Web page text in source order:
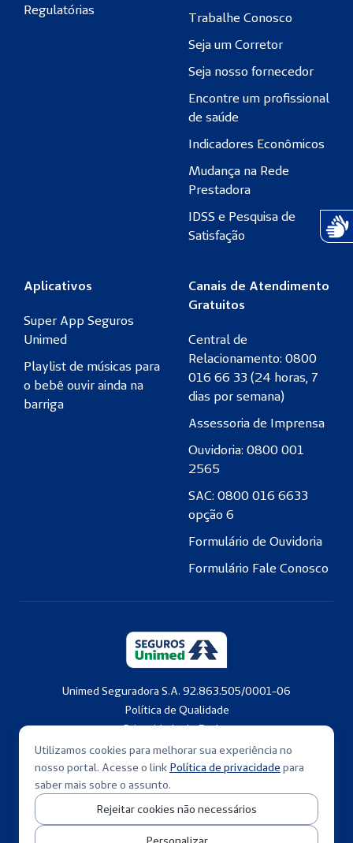
Regulatórias
Trabalhe Conosco
Seja um Corretor
Seja nosso fornecedor
Encontre um profissional
de saúde
Indicadores Econômicos
Mudança na Rede
Prestadora
IDSS e Pesquisa de
Satisfação
Aplicativos
Super App Seguros
Unimed
Playlist de músicas para
o bebê ouvir ainda na
barriga
Canais de Atendimento
Gratuitos
Central de
Relacionamento: 0800
016 66 33 (24 horas, 7
dias por semana)
Assessoria de Imprensa
Ouvidoria: 0800 001
2565
SAC: 0800 016 6633
opção 6
Formulário de Ouvidoria
Formulário Fale Conosco
Unimed Seguradora S.A. 92.863.505/0001-06
Política de Qualidade
Privacidade de Dados
Copyright © 2001-2026
Utilizamos cookies para melhorar sua experiência no
nosso portal. Acesse o link Política de privacidade para
saber mais sobre o assunto.
Rejeitar cookies não necessários